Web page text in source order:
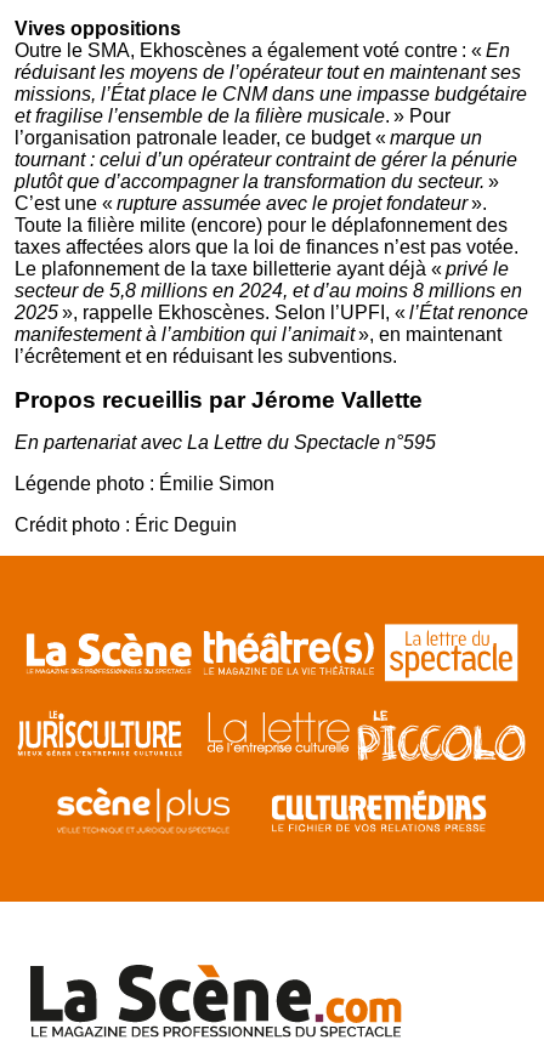
Vives oppositions
Outre le SMA, Ekhoscènes a également voté contre : «En
réduisant les moyens de l’opérateur tout en maintenant ses
missions, l’État place le CNM dans une impasse budgétaire
et fragilise l’ensemble de la filière musicale. » Pour
l’organisation patronale leader, ce budget «marque un
tournant : celui d’un opérateur contraint de gérer la pénurie
plutôt que d’accompagner la transformation du secteur. »
C’est une «rupture assumée avec le projet fondateur».
Toute la filière milite (encore) pour le déplafonnement des
taxes affectées alors que la loi de finances n’est pas votée.
Le plafonnement de la taxe billetterie ayant déjà «privé le
secteur de 5,8 millions en 2024, et d’au moins 8 millions en
2025», rappelle Ekhoscènes. Selon l’UPFI, «l’État renonce
manifestement à l’ambition qui l’animait», en maintenant
l’écrêtement et en réduisant les subventions.
Propos recueillis par Jérome Vallette
En partenariat avec La Lettre du Spectacle n°595
Légende photo : Émilie Simon
Crédit photo : Éric Deguin